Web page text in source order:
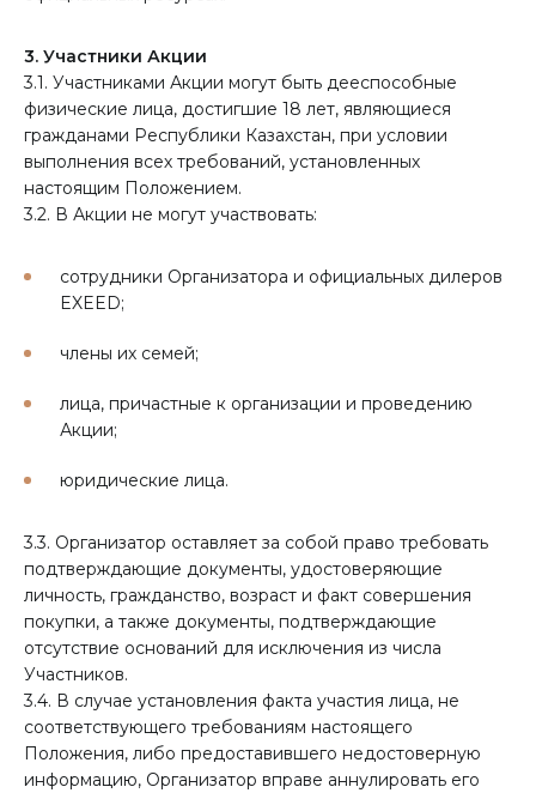
3. Участники Акции
3.1. Участниками Акции могут быть дееспособные
физические лица, достигшие 18 лет, являющиеся
гражданами Республики Казахстан, при условии
выполнения всех требований, установленных
настоящим Положением.
3.2. В Акции не могут участвовать:
сотрудники Организатора и официальных дилеров
EXEED;
члены их семей;
лица, причастные к организации и проведению
Акции;
юридические лица.
3.3. Организатор оставляет за собой право требовать
подтверждающие документы, удостоверяющие
личность, гражданство, возраст и факт совершения
покупки, а также документы, подтверждающие
отсутствие оснований для исключения из числа
Участников.
3.4. В случае установления факта участия лица, не
соответствующего требованиям настоящего
Положения, либо предоставившего недостоверную
информацию, Организатор вправе аннулировать его